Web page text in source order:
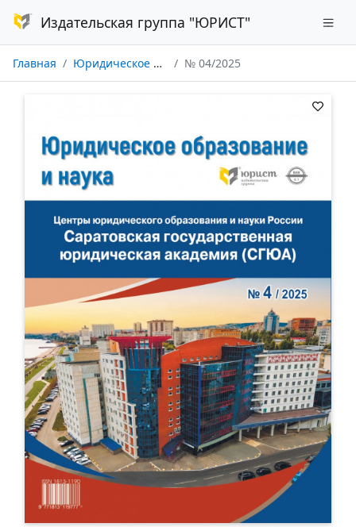
Издательская группа "ЮРИСТ"
Главная Юридическое образование и наука № 04/2025